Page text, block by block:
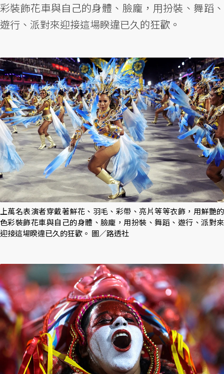
彩裝飾花車與自己的身體、臉龐，用扮裝、舞蹈、
遊行、派對來迎接這場睽違已久的狂歡。
上萬名表演者穿戴著鮮花、羽毛、彩帶、亮片等等衣飾，用鮮艷的
色彩裝飾花車與自己的身體、臉龐，用扮裝、舞蹈、遊行、派對來
迎接這場睽違已久的狂歡。 圖／路透社